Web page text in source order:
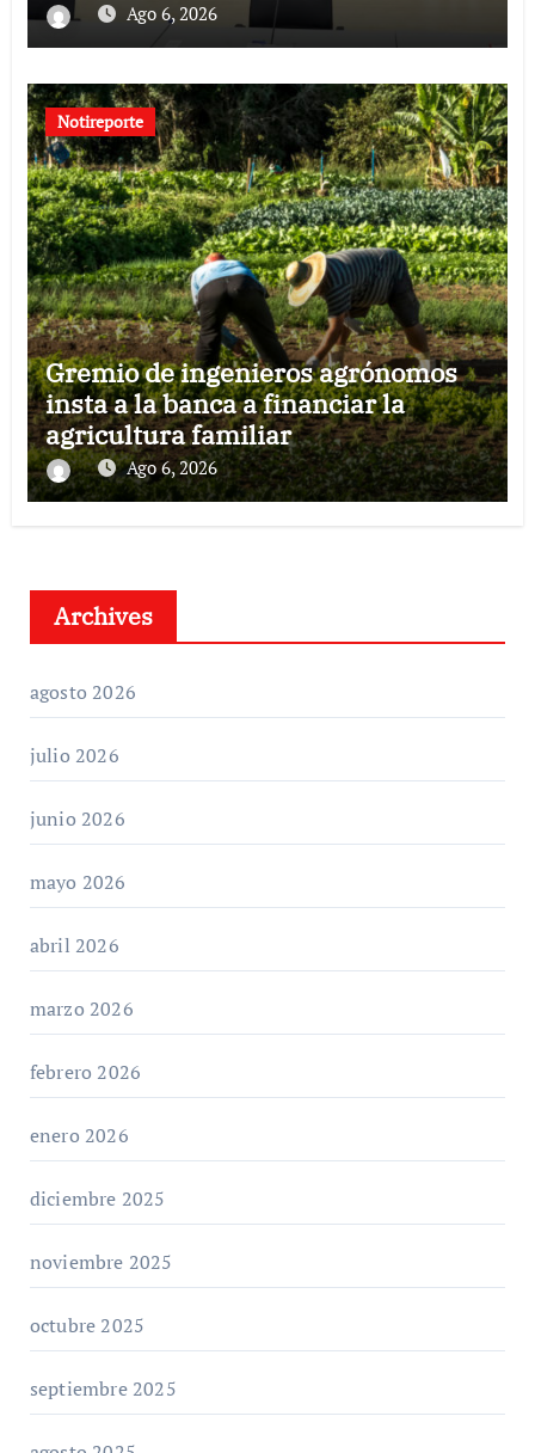
Ago 6, 2026
Notireporte
Gremio de ingenieros agrónomos
insta a la banca a financiar la
agricultura familiar
Ago 6, 2026
Archives
agosto 2026
julio 2026
junio 2026
mayo 2026
abril 2026
marzo 2026
febrero 2026
enero 2026
diciembre 2025
noviembre 2025
octubre 2025
septiembre 2025